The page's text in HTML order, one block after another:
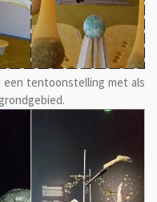
tentoonstelling met als